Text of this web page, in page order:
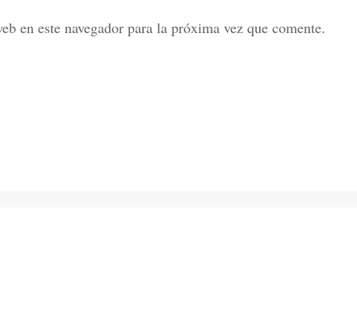
en este navegador para la próxima vez que comente.